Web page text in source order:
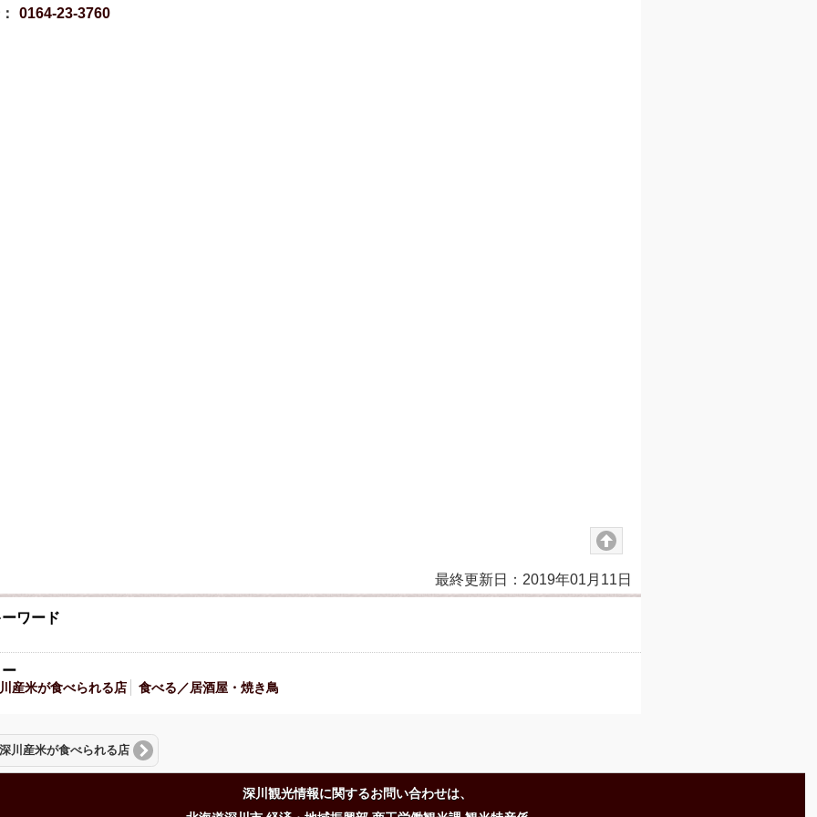
0164-23-3760
最終更新日：2019年01月11日
ワード
産米が食べられる店 食べる／居酒屋・焼き鳥
川産米が食べられる店
深川観光情報に関するお問い合わせは、